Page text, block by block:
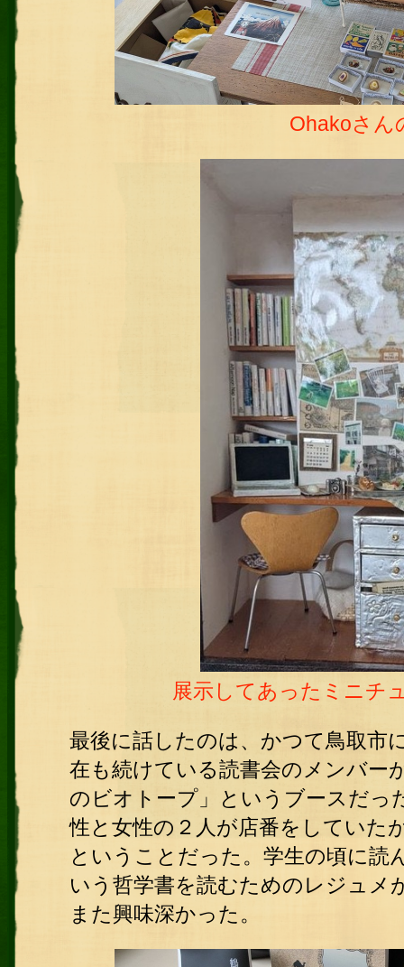
Ohakoさん
展示してあったミニチ
最後に話したのは、かつて鳥取市
在も続けている読書会のメンバー
のビオトープ」というブースだっ
性と女性の２人が店番をしていた
ということだった。学生の頃に読
いう哲学書を読むためのレジュメ
また興味深かった。